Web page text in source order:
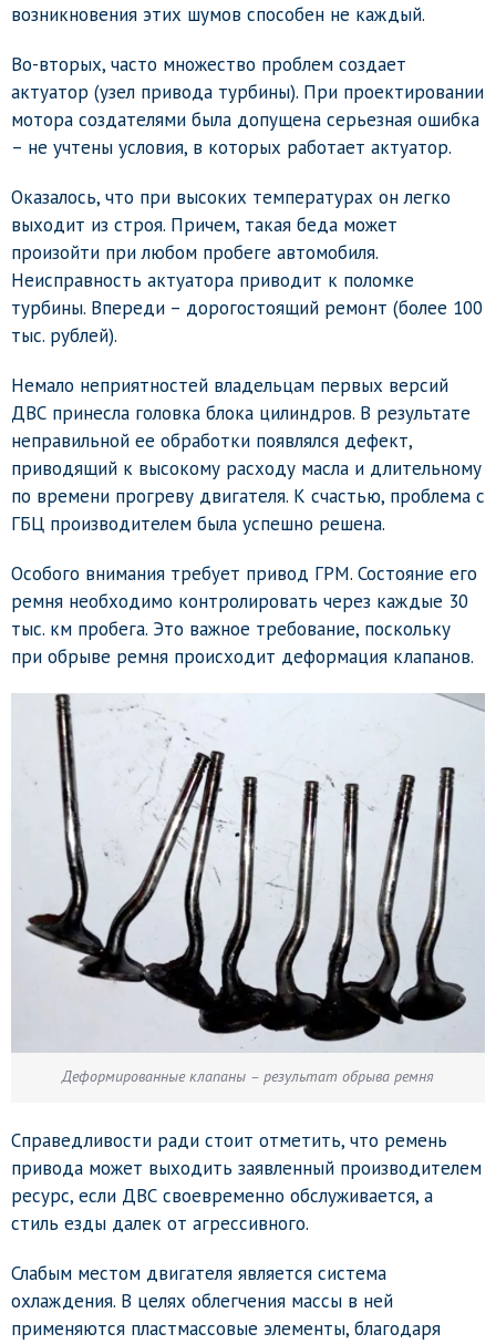
возникновения этих шумов способен не каждый.
Во-вторых, часто множество проблем создает
актуатор (узел привода турбины). При проектировании
мотора создателями была допущена серьезная ошибка
– не учтены условия, в которых работает актуатор.
Оказалось, что при высоких температурах он легко
выходит из строя. Причем, такая беда может
произойти при любом пробеге автомобиля.
Неисправность актуатора приводит к поломке
турбины. Впереди – дорогостоящий ремонт (более 100
тыс. рублей).
Немало неприятностей владельцам первых версий
ДВС принесла головка блока цилиндров. В результате
неправильной ее обработки появлялся дефект,
приводящий к высокому расходу масла и длительному
по времени прогреву двигателя. К счастью, проблема с
ГБЦ производителем была успешно решена.
Особого внимания требует привод ГРМ. Состояние его
ремня необходимо контролировать через каждые 30
тыс. км пробега. Это важное требование, поскольку
при обрыве ремня происходит деформация клапанов.
Деформированные клапаны – результат обрыва ремня
Справедливости ради стоит отметить, что ремень
привода может выходить заявленный производителем
ресурс, если ДВС своевременно обслуживается, а
стиль езды далек от агрессивного.
Слабым местом двигателя является система
охлаждения. В целях облегчения массы в ней
применяются пластмассовые элементы, благодаря